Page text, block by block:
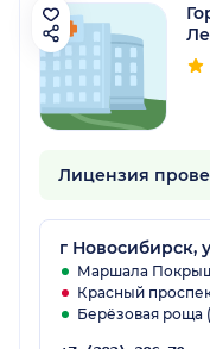
Лицензия
г Новосибирск,
Маршала
Красный
Берёзовая роща